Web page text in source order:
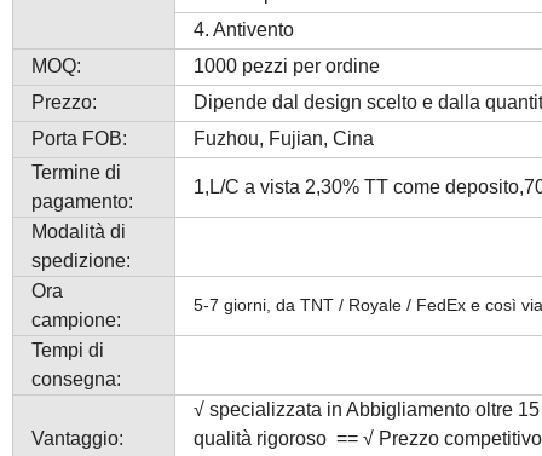
4. Antivento
MOQ:
1000 pezzi per ordine
Prezzo:
Dipende dal design scelto e dalla
Porta FOB:
Fuzhou, Fujian, Cina
Termine di
pagamento:
1,L/C a vista 2,30% TT come
Modalità di
spedizione:
Ora
campione:
5-7 giorni, da TNT / Royale / FedEx e così via
Tempi di
consegna:
Vantaggio:
√specializzata in Abbigliamento oltre
qualità rigoroso == √ Prezzo